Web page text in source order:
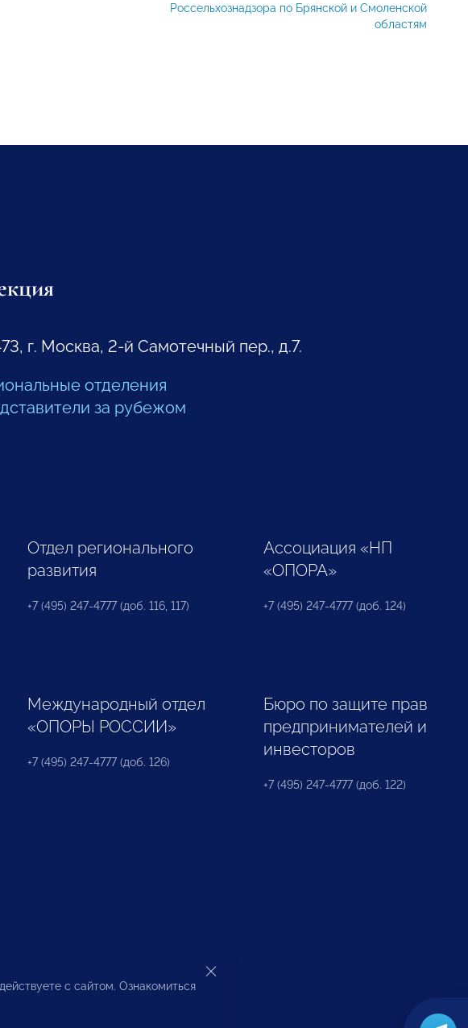
Россельхознадзора по Брянской и Смоленской
областям
г. Москва, 2-й Самотечный пер., д.7.
отделения
за рубежом
Отдел регионального
развития
+7 (495) 247-4777 (доб. 116, 117)
Ассоциация «НП
«ОПОРА»
+7 (495) 247-4777 (доб. 124)
Международный отдел
«ОПОРЫ РОССИИ»
+7 (495) 247-4777 (доб. 126)
Бюро по защите прав
предпринимателей и
инвесторов
+7 (495) 247-4777 (доб. 122)
с сайтом. Ознакомиться